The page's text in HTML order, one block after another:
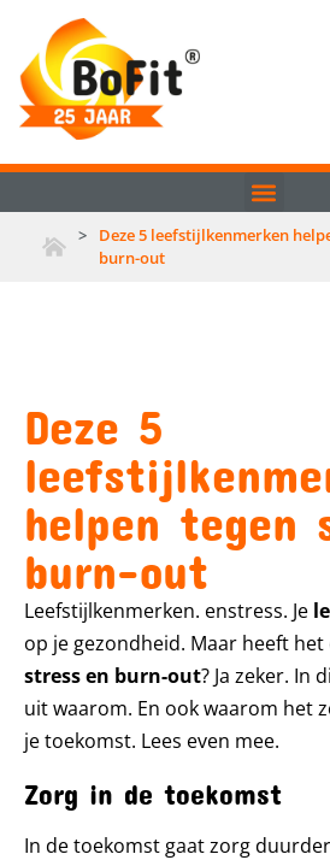
>
Deze 5 leefstijlkenmerken
burn-out
Deze 5
helpen tegen
burn-out
Leefstijlkenmerken. enstress. Je
op je gezondheid. Maar heeft
stress en burn-out? Ja zeker. In
uit waarom. En ook waarom het
je toekomst. Lees even mee.
Zorg in de toekomst
In de toekomst gaat zorg